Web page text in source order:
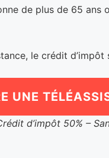
de plus de 65
le crédit d’impôt
UNE
d’impôt 50% –